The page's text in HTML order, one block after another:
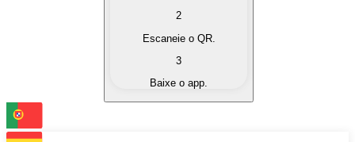
Converta suas criptomoedas em moeda fiduciária
Troque uma criptomoeda por outra
2
Escaneie o QR.
3
Baixe o app.